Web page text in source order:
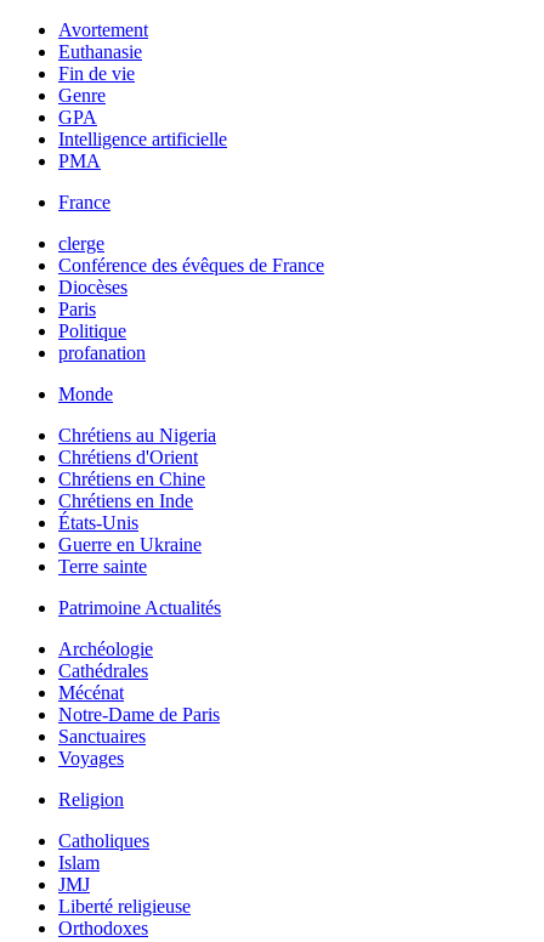
Avortement
Euthanasie
Fin de vie
Genre
GPA
Intelligence artificielle
PMA
France
clerge
Conférence des évêques de France
Diocèses
Paris
Politique
profanation
Monde
Chrétiens au Nigeria
Chrétiens d'Orient
Chrétiens en Chine
Chrétiens en Inde
États-Unis
Guerre en Ukraine
Terre sainte
Patrimoine Actualités
Archéologie
Cathédrales
Mécénat
Notre-Dame de Paris
Sanctuaires
Voyages
Religion
Catholiques
Islam
JMJ
Liberté religieuse
Orthodoxes